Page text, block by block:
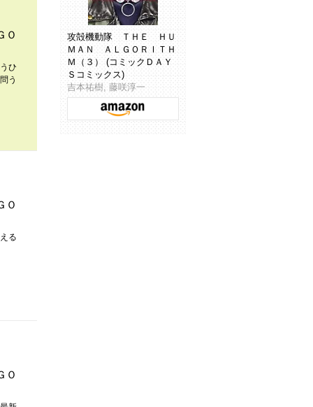
Ｏ
ひ
う
Ｏ
る
Ｏ
攻殻機動隊 ＴＨＥ ＨＵ
ＭＡＮ ＡＬＧＯＲＩＴＨ
Ｍ（３） (コミックＤＡＹ
Ｓコミックス)
吉本祐樹, 藤咲淳一